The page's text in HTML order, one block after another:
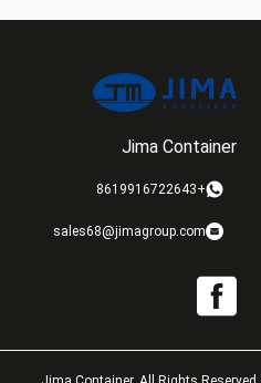
قوطی آلومینیومی با آستین
Jima Container
+8619916722643
sales68@jimagroup.com